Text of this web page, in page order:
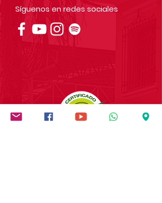
Síguenos en redes sociales